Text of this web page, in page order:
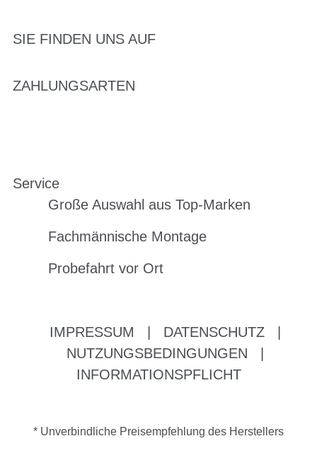
SIE FINDEN UNS AUF
ZAHLUNGSARTEN
Service
Große Auswahl aus Top-Marken
Fachmännische Montage
Probefahrt vor Ort
IMPRESSUM DATENSCHUTZ
NUTZUNGSBEDINGUNGEN
INFORMATIONSPFLICHT
* Unverbindliche Preisempfehlung des Herstellers